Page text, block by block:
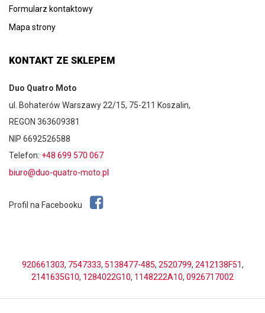
Formularz kontaktowy
Mapa strony
KONTAKT ZE SKLEPEM
Duo Quatro Moto
ul. Bohaterów Warszawy 22/15, 75-211 Koszalin,
REGON 363609381
NIP 6692526588
Telefon: +48 699 570 067
biuro@duo-quatro-moto.pl
Profil na Facebooku
920661303, 7547333, 5138477-485, 2520799, 2412138F51,
2141635G10, 1284022G10, 1148222A10, 0926717002